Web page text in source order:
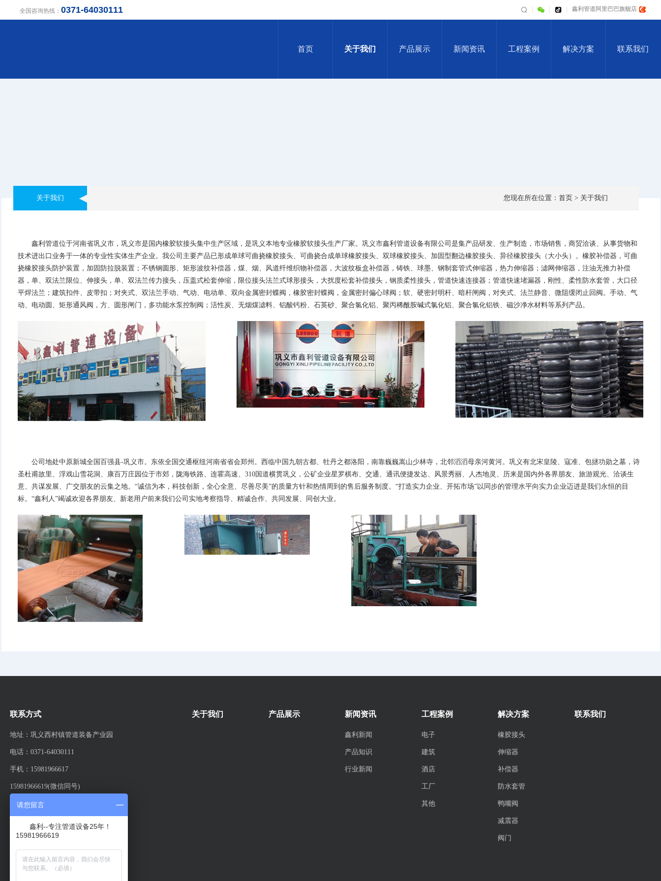
全国咨询热线：0371-64030111 鑫利管道阿里巴巴旗舰店
首页 关于我们 产品展示 新闻资讯 工程案例 解决方案 联系我们
关于我们 您现在所在位置： 首页 > 关于我们
鑫利管道位于河南省巩义市，巩义市是国内橡胶软接头集中生产区域，是巩义本地专业橡胶软接头生产厂家。巩义市鑫利管道设备有限公司是集产品研发、生产制造，市场销售，商贸洽谈、从事货物和
技术进出口业务于一体的专业性实体生产企业。我公司主要产品已形成单球可曲挠橡胶接头、可曲挠合成单球橡胶接头、双球橡胶接头、加固型翻边橡胶接头、 异径橡胶接头（大小头）。橡胶补偿器 ， 可曲
挠橡胶接头防护装置，加固防拉脱装置；不锈钢圆形、矩形波纹补偿器 ，煤、烟、风道纤维织物补偿器，大波纹板盒补偿器，铸铁、球墨、钢制套管式伸缩器 ，热力伸缩器；滤网伸缩器，注油无推力补偿
器，单、双法兰限位、伸接头，单、双法兰传力接头，压盖式松套伸缩，限位接头法兰式球形接头，大扰度松套补偿接头，钢质柔性接头，管道快速连接器；管道快速堵漏器，刚性、柔性 防水套管 ，大口径
平焊法兰；建筑扣件、皮带扣；对夹式、双法兰手动、气动、电动单、双向金属密封蝶阀，橡胶密封蝶阀，金属密封偏心球阀；软、硬密封明杆、暗杆闸阀，对夹式、法兰静音、微阻缓闭止回阀。手动、气
动、电动圆、矩形通风阀，方、圆形闸门，多功能水泵控制阀；活性炭、无烟煤滤料、铝酸钙粉、石英砂、 聚合氯化铝、聚丙稀酰胺碱式氯化铝、聚合氯化铝铁、磁沙净水材料等系列产品。
公司地处中原新城全国百强县-巩义市。东依全国交通枢纽河南省省会郑州。西临中国九朝古都、牡丹之都洛阳，南靠巍巍嵩山少林寺，北邻滔滔母亲河黄河。巩义有北宋皇陵、寇准、包拯功勋之墓，诗
圣杜甫故里、浮戏山雪花洞、康百万庄园位于市郊，陇海铁路、连霍高速、310国道横贯巩义，公矿企业星罗棋布、交通、通讯便捷发达、风景秀丽、人杰地灵、历来是国内外各界朋友、旅游观光、洽谈生
意、共谋发展、广交朋友的云集之地。“诚信为本，科技创新，全心全意、尽善尽美”的质量方针和热情周到的售后服务制度。“打造实力企业、开拓市场”以同步的管理水平向实力企业迈进是我们永恒的目
标。“鑫利人”竭诚欢迎各界朋友、新老用户前来我们公司实地考察指导、精诚合作、共同发展、同创大业。
联系方式
地址：巩义西村镇管道装备产业园
电话：0371-64030111
手机：15981966617
15981966619(微信同号)
邮箱：xl01@xinligd.com
关于我们 产品展示 新闻资讯
鑫利新闻
产品知识
行业新闻
工程案例
电子
建筑
酒店
工厂
其他
解决方案
橡胶接头
伸缩器
补偿器
防水套管
鸭嘴阀
减震器
阀门
联系我们
请您留言
鑫利--专注管道设备25年！
15981966619